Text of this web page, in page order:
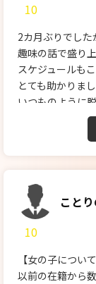
自分ではSもM
した
【スタッフの対
丁寧に接してい
した。
10
2カ月ぶりでし
趣味の話で盛り
スケジュールも
とても助かりまし
いつものように
能させてもらい
お風呂では、泡
私のアレも丁寧
した。湯舟に入
この時点でかな
ベッドでもうつ
なくまさぐられ
こちらから攻め
興奮しすぎて我
こと
10
【女の子について
以前の在籍から